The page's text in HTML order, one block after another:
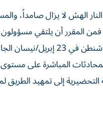
الهش لا يزال صامداً،
المقرر أن يلتقي مسؤولون
وإسرائيليون في واشنطن في 23
المباشرة على
إلى تمهيد